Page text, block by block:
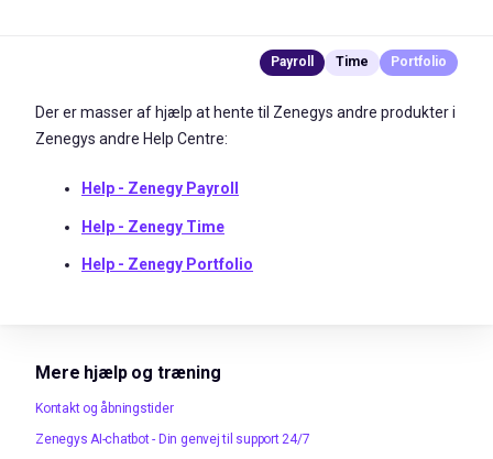
Der er masser af hjælp at hente til Zenegys andre produkter i
Zenegys andre Help Centre:
Help - Zenegy Payroll
Help - Zenegy Time
Help - Zenegy Portfolio
Mere hjælp og træning
Kontakt og åbningstider
Zenegys AI-chatbot - Din genvej til support 24/7